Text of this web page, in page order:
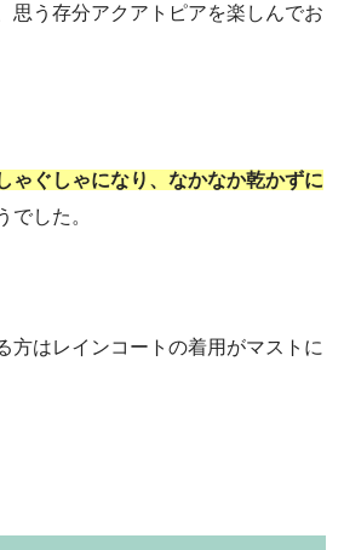
思う存分アクアトピアを楽しんでお
ゃぐしゃになり、なかなか乾かずに
でした。
方はレインコートの着用がマストに